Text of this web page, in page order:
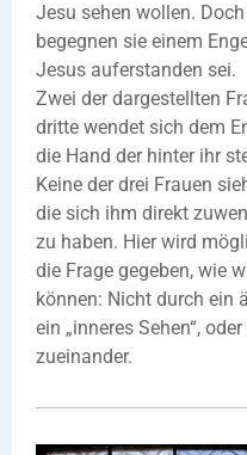
Jesu sehen wollen.
begegnen sie einem
Jesus auferstanden sei.
Zwei der dargestellten
dritte wendet sich dem
die Hand der hinter ihr
Keine der drei Frauen
die sich ihm direkt
zu haben. Hier wird
die Frage gegeben, wie
können: Nicht durch ein
ein „inneres Sehen“,
zueinander.